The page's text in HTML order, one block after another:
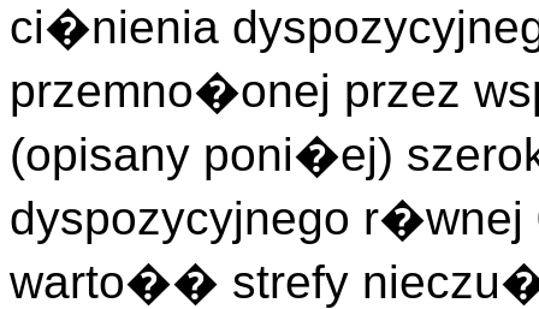
ci�nienia
przemno�onej przez
(opisany poni�ej)
dyspozycyjnego
warto�� strefy